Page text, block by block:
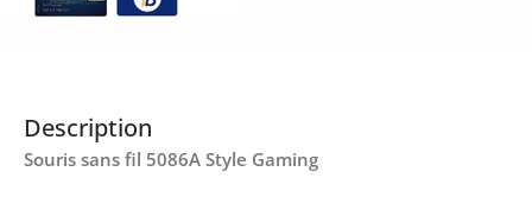
Description
Souris sans fil 5086A Style Gaming